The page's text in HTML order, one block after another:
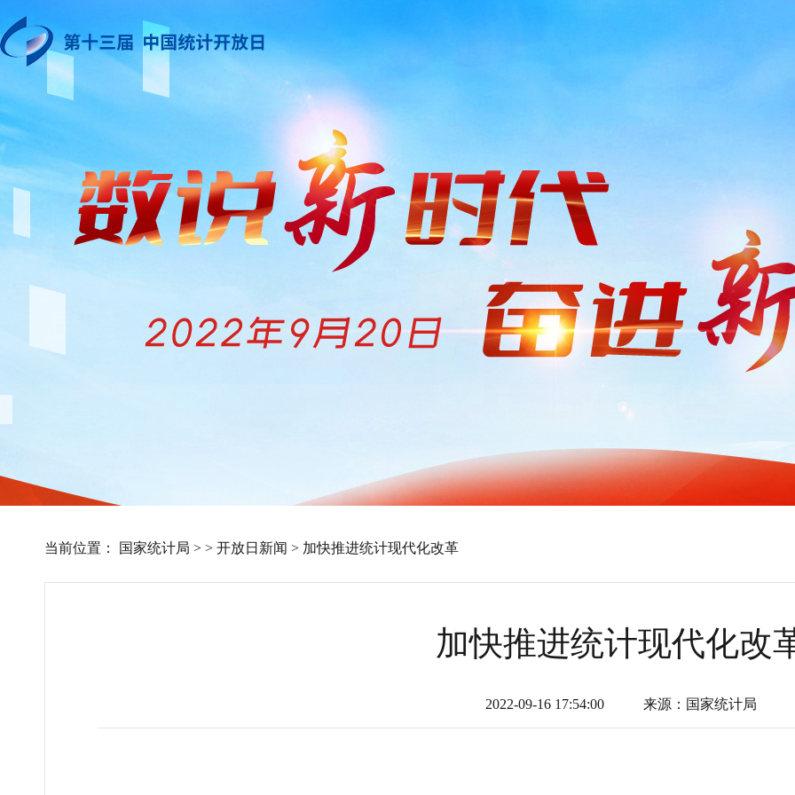
当前位置： 国家统计局 > > 开放日新闻 > 加快推进统计现代化改革
加快推进统计现代化改
2022-09-16 17:54:00 来源：国家统计局